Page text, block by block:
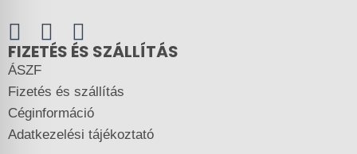
FIZETÉS ÉS SZÁLLÍTÁS
ÁSZF
Fizetés és szállítás
Céginformáció
Adatkezelési tájékoztató